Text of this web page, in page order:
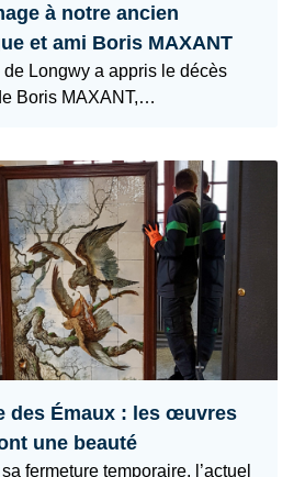
à notre ancien
et ami Boris MAXANT
de Longwy a appris le décès
Boris MAXANT,…
des Émaux : les œuvres
une beauté
fermeture temporaire, l’actuel